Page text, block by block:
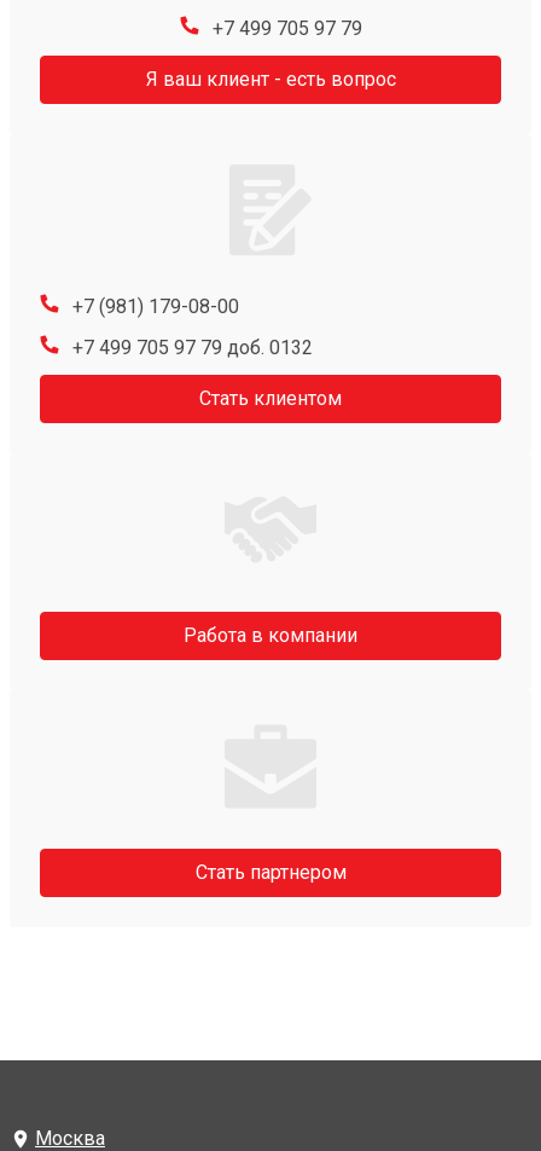
+7 499 705 97 79
Я ваш клиент - есть вопрос
+7 (981) 179-08-00
+7 499 705 97 79 доб. 0132
Стать клиентом
Работа в компании
Стать партнером
Москва